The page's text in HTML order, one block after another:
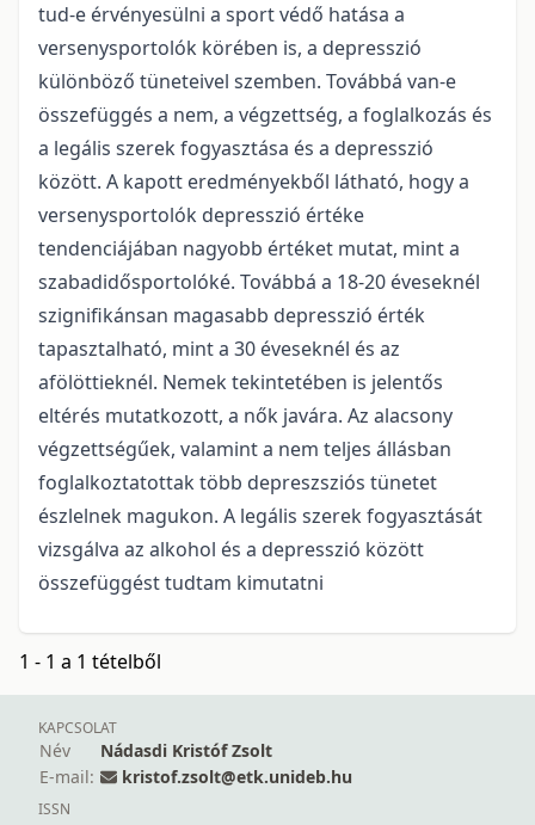
tud-e érvényesülni a sport védő hatása a
versenysportolók körében is, a depresszió
különböző tüneteivel szemben. Továbbá van-e
összefüggés a nem, a végzettség, a foglalkozás és
a legális szerek fogyasztása és a depresszió
között. A kapott eredményekből látható, hogy a
versenysportolók depresszió értéke
tendenciájában nagyobb értéket mutat, mint a
szabadidősportolóké. Továbbá a 18-20 éveseknél
szignifikánsan magasabb depresszió érték
tapasztalható, mint a 30 éveseknél és az
afölöttieknél. Nemek tekintetében is jelentős
eltérés mutatkozott, a nők javára. Az alacsony
végzettségűek, valamint a nem teljes állásban
foglalkoztatottak több depreszsziós tünetet
észlelnek magukon. A legális szerek fogyasztását
vizsgálva az alkohol és a depresszió között
összefüggést tudtam kimutatni
1 - 1 a 1 tételből
KAPCSOLAT
Név
Nádasdi Kristóf Zsolt
E-mail:
kristof.zsolt@etk.unideb.hu
ISSN